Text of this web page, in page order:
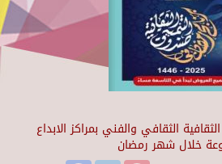
الثقافي والفني بمراكز الابداع
خلال شهر رمضان